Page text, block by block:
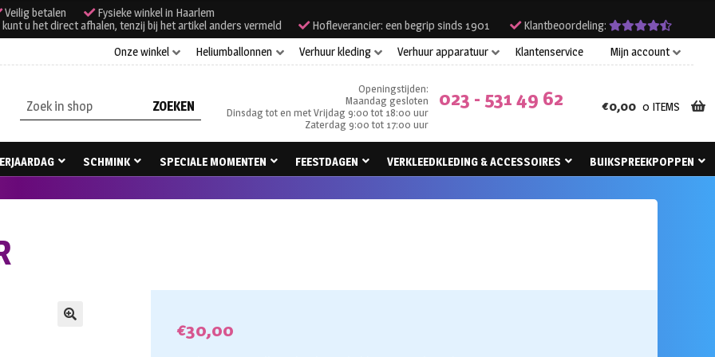
Veilig betalen
Fysieke winkel in Haarlem
u het direct afhalen, tenzij bij het artikel anders vermeld
Hofleverancier: een begrip sinds 1901
Klantbeoordeling:
Onze winkel
Heliumballonnen Verhuur kleding Verhuur apparatuur Klantenservice Mijn account
Zoeken
naar:
Openingstijden:
Maandag gesloten
Dinsdag tot en met Vrijdag 9:00 tot 18:00 uur
Zaterdag 9:00 tot 17:00 uur
023 - 531 49 62 €0,00 0 ITEMS
SCHMINK SPECIALE MOMENTEN FEESTDAGEN VERKLEEDKLEDING & ACCESSOIRES
BUIKSPREEKPOPPEN
€30,00